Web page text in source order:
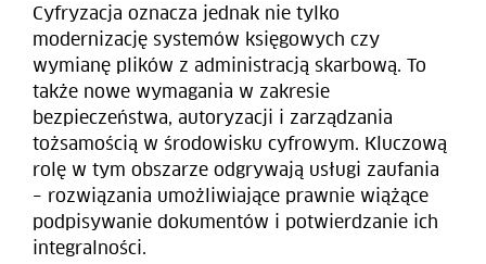
Cyfryzacja oznacza jednak nie tylko
modernizację systemów księgowych czy
wymianę plików z administracją skarbową. To
także nowe wymagania w zakresie
bezpieczeństwa, autoryzacji i zarządzania
tożsamością w środowisku cyfrowym. Kluczową
rolę w tym obszarze odgrywają usługi zaufania
– rozwiązania umożliwiające prawnie wiążące
podpisywanie dokumentów i potwierdzanie ich
integralności.